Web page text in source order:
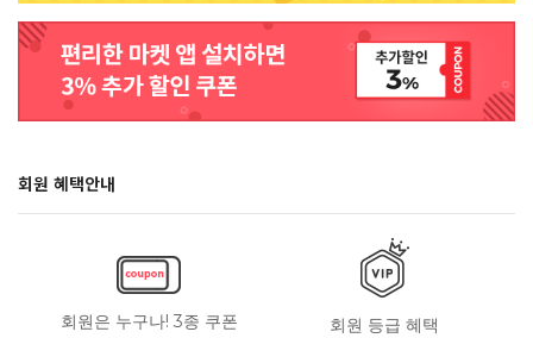
회원 혜택안내
회원은 누구나! 3종 쿠폰 회원 등급 혜택